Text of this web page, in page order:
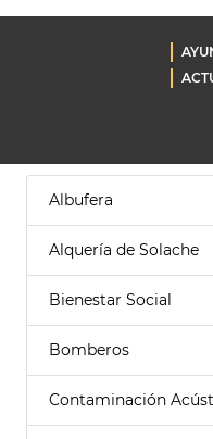
Albufera
Alquería de Solache
Bienestar Social
Bomberos
Contaminación